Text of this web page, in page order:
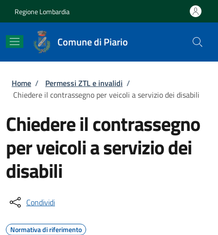
Regione Lombardia
Comune di Piario
Briciole di pane
Home / Permessi ZTL e invalidi /
Chiedere il contrassegno per veicoli a servizio dei disabili
Chiedere il contrassegno
per veicoli a servizio dei
disabili
Condividi
Normativa di riferimento